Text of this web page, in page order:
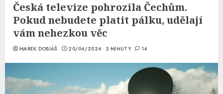
Česká televize pohrozila Čechům.
Pokud nebudete platit pálku, udělají
vám nehezkou věc
MAREK DOBIÁŠ 20/04/2024 2 MINUTY 14